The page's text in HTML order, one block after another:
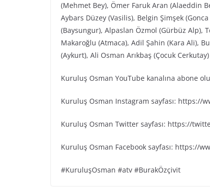
(Mehmet Bey), Ömer Faruk Aran (Alaeddin
Aybars Düzey (Vasilis), Belgin Şimşek
(Baysungur), Alpaslan Özmol (Gürbüz Alp),
Makaroğlu (Atmaca), Adil Şahin (Kara Ali),
(Aykurt), Ali Osman Arıkbaş (Çocuk Cerkutay)
Kuruluş Osman YouTube kanalına abone
Kuruluş Osman Instagram sayfası: https://
Kuruluş Osman Twitter sayfası: https://
Kuruluş Osman Facebook sayfası: https://
#KuruluşOsman #atv #BurakÖzçivit